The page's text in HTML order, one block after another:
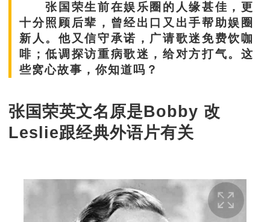
张国荣生前在娱乐圈的人缘甚佳，更
十分照顾后辈，曾经出口又出手帮助娱圈
新人。他又信守承诺，广请歌迷免费饮咖
啡；低调探访重病歌迷，给对方打气。这
些窝心故事，你知道吗？
张国荣英文名原是Bobby 改
Leslie跟经典外语片有关